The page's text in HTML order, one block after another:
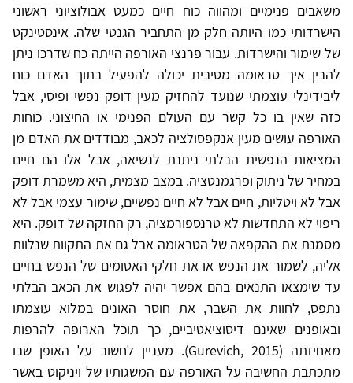
משאבים פנימיים ומהווה כוח חיים כמעט אבולוציוני ראשוני
הישרדותי כמו היותה חלק מן התחביר הגנטי שלה. אינסטינקט
של שימור והישרדות. עבור פרנצי האורפה הייתה כח שדרכו ניתן
להבין איך טראומה מסיבית יכולה להפעיל בתוך האדם כוח
ליבידינלי עוצמתי שנועד להחזיק מעין דופק נפשי ופיסי, אבל
כזה שאין בו כל קשר עם העולם הפנימי או החיצוני. כוחות
האורפה עושים מעין אנקפסולציה לכאב, מבודדים את האדם מן
המציאות הנפשית הבלתי ניתנת לנשיאה, אבל אלו הם חיים
במחיר של ניתוק ופרגמנטציה. במצב מצמית, היא משמרת דופק
אבל לא ויטליות, חיים אבל לא חיים נפשיים, שימור עצמי אבל לא
ריפוי לא התחדשות לא טרנספורמציה, רק החזקה של דופק. היא
מסמנת את ההקפאה של הטראומה אבל גם את התקוות שנלוות
אליה, לשמור את הנפש או את חלקי האטומים של הנפש בחיים
עד שימצאו התנאים בהם אפשר יהיה לפגוש את הכאב הבלתי
נתפס, לחוות את השבר, את חוסר האונים במלוא עוצמתו
ובאופנים שאינם דיסוציאטיביים, כך תוכל הארופה להרפות
מאחיזתה (Gurevich, 2015). מעניין לחשוב על האופן שבו
מתכתבת החשיבה על האורפה עם המשגותיו של ויניקוט באשר